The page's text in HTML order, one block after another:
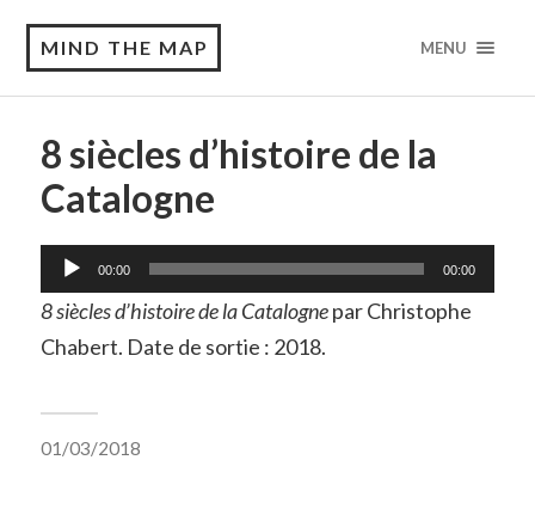
MIND THE MAP MENU
8 siècles d’histoire de la
Catalogne
Lecteur
audio
00:00 00:00
8 siècles d’histoire de la Catalognepar Christophe
Chabert. Date de sortie : 2018.
01/03/2018